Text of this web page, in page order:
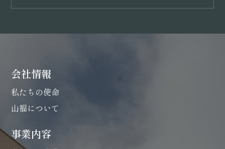
会社情報
私たちの使命
山福について
事業内容